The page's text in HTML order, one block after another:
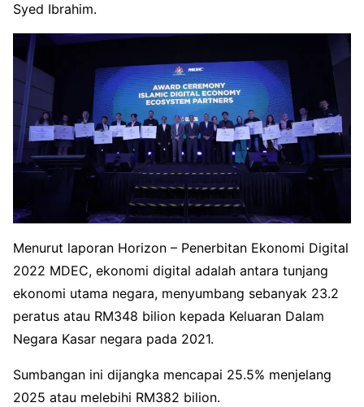
Syed Ibrahim.
Menurut laporan Horizon – Penerbitan Ekonomi Digital
2022 MDEC, ekonomi digital adalah antara tunjang
ekonomi utama negara, menyumbang sebanyak 23.2
peratus atau RM348 bilion kepada Keluaran Dalam
Negara Kasar negara pada 2021.
Sumbangan ini dijangka mencapai 25.5% menjelang
2025 atau melebihi RM382 bilion.